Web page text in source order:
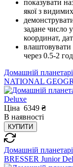
показувати
якої з
задане число
координат,
через 0.5-2
Домашній
NATIONAL
Ціна 6349 ₴
В наявності
КУПИТИ
Домашній
BRESSER Junior